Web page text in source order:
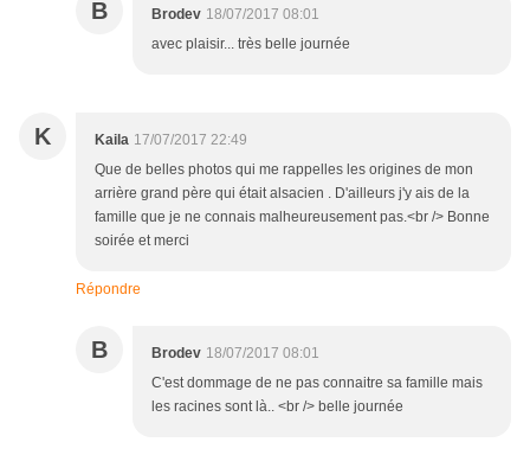
B Brodev 18/07/2017 08:01
avec plaisir... très belle journée
K Kaila 17/07/2017 22:49
Que de belles photos qui me rappelles les origines de mon
arrière grand père qui était alsacien . D'ailleurs j'y ais de la
famille que je ne connais malheureusement pas.<br /> Bonne
soirée et merci
Répondre
B Brodev 18/07/2017 08:01
C'est dommage de ne pas connaitre sa famille mais
les racines sont là.. <br /> belle journée